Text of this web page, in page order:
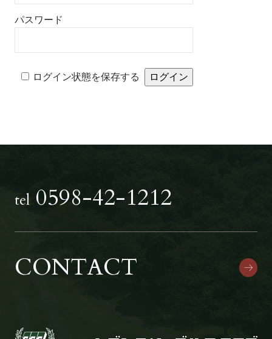
パスワード
ログイン状態を保存する
tel 0598-42-1212
CONTACT